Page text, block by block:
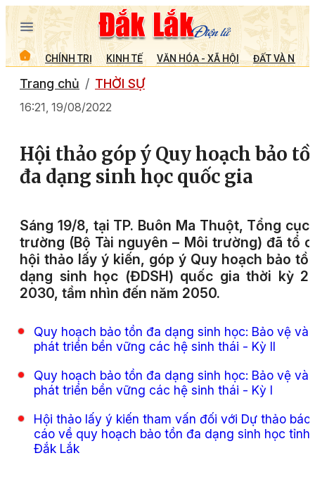
CHÍNH TRỊ KINH TẾ VĂN HÓA - XÃ HỘI ĐẤT VÀ
Trang chủ THỜI SỰ
16:21, 19/08/2022
Hội thảo góp ý Quy hoạch bảo
đa dạng sinh học quốc gia
Sáng 19/8, tại TP. Buôn Ma Thuột, Tổng cục
trường (Bộ Tài nguyên – Môi trường) đã tổ
hội thảo lấy ý kiến, góp ý Quy hoạch bảo
dạng sinh học (ĐDSH) quốc gia thời kỳ
2030, tầm nhìn đến năm 2050.
Quy hoạch bảo tồn đa dạng sinh học: Bảo vệ và
phát triển bền vững các hệ sinh thái - Kỳ II
Quy hoạch bảo tồn đa dạng sinh học: Bảo vệ và
phát triển bền vững các hệ sinh thái - Kỳ I
Hội thảo lấy ý kiến tham vấn đối với Dự thảo báo
cáo về quy hoạch bảo tồn đa dạng sinh học tỉnh
Đắk Lắk